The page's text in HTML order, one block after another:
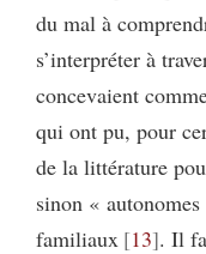
du mal à
s’interpréter à
concevaient
qui ont pu, pour
de la littérature
sinon «
familiaux 13 . Il